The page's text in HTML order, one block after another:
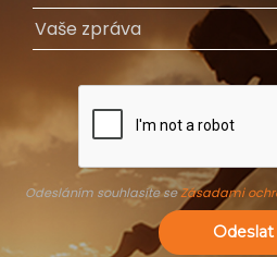
Odesláním souhlasíte seZásadami
Odeslat